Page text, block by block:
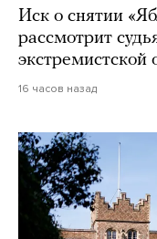
Иск о снятии
рассмотрит
экстремистской
16 часов назад